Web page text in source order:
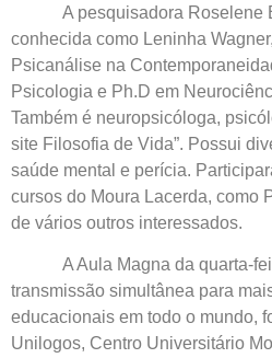
A pesquisadora Roselene
conhecida como Leninha
Psicanálise na
Psicologia e Ph.D em
Também é neuropsicóloga,
site Filosofia de Vida”. Possui
saúde mental e perícia.
cursos do Moura Lacerda, como
de vários outros interessados.
A Aula Magna da quarta-
transmissão simultânea para
educacionais em todo o mundo,
Unilogos, Centro Universitário